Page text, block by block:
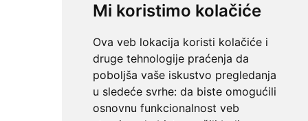
Mi koristimo kolačiće
Ova veb lokacija koristi kolačiće i
druge tehnologije praćenja da
poboljša vaše iskustvo pregledanja
u sledeće svrhe: da biste omogućili
osnovnu funkcionalnost veb